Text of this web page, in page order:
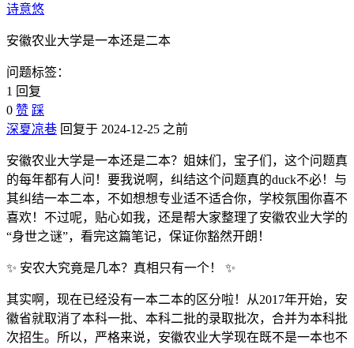
诗意悠
安徽农业大学是一本还是二本
问题标签：
1 回复
0 赞 踩
深夏凉巷 回复于 2024-12-25 之前
安徽农业大学是一本还是二本？姐妹们，宝子们，这个问题真
的每年都有人问！要我说啊，纠结这个问题真的duck不必！与
其纠结一本二本，不如想想专业适不适合你，学校氛围你喜不
喜欢！不过呢，贴心如我，还是帮大家整理了安徽农业大学的
“身世之谜”，看完这篇笔记，保证你豁然开朗！
✨ 安农大究竟是几本？真相只有一个！ ✨
其实啊，现在已经没有一本二本的区分啦！从2017年开始，安
徽省就取消了本科一批、本科二批的录取批次，合并为本科批
次招生。所以，严格来说，安徽农业大学现在既不是一本也不